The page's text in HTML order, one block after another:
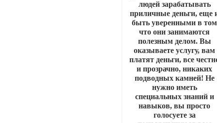
людей зарабатывать
приличные деньги, еще
быть уверенными в том
что они занимаются
полезным делом. Вы
оказываете услугу, вам
платят деньги, все
и прозрачно, никаких
подводных камней! Не
нужно иметь
специальных знаний и
навыков, вы просто
голосуете за